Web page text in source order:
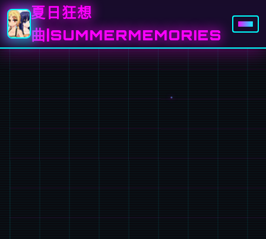
夏日狂想
曲|SUMMERMEMORIES